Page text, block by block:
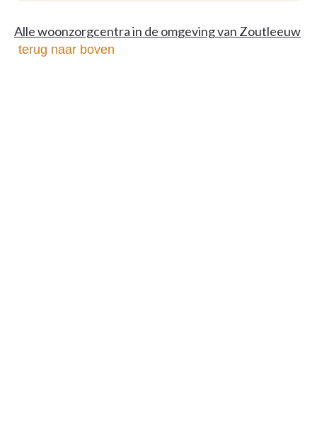
Alle woonzorgcentra in de omgeving van Zoutleeuw
terug naar boven